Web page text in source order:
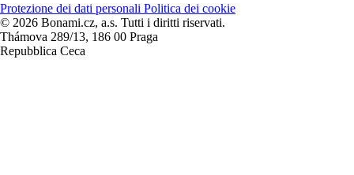
Protezione dei dati personali Politica dei cookie
© 2026 Bonami.cz, a.s. Tutti i diritti riservati.
Thámova 289/13, 186 00 Praga
Repubblica Ceca